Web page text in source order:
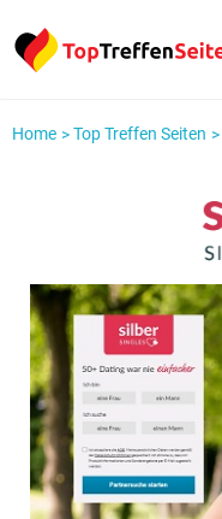
Home Top Treffen Seiten